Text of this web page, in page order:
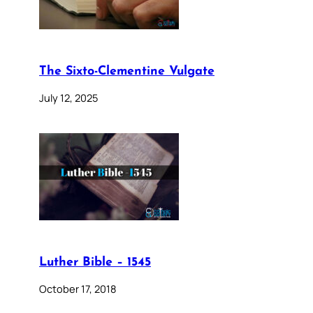
The Sixto-Clementine Vulgate
July 12, 2025
Luther Bible – 1545
October 17, 2018